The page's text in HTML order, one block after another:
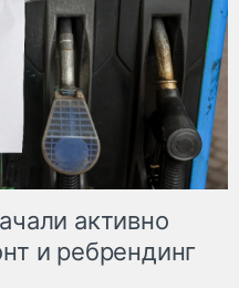
активно
и ребрендинг